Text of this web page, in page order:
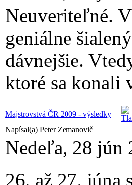
Neuveriteľné.
geniálne
dávnejšie.
ktoré sa konali
Majstrovstvá ČR 2009 - výsledky
Napísal(a) Peter Zemanovič
Nedeľa, 28 jún
26. až 27. júna